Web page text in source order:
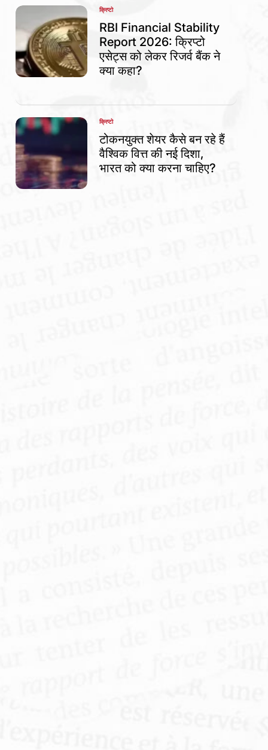
POSTED
IN
क्रिप्टो
RBI Financial Stability
Report 2026: क्रिप्टो
एसेट्स को लेकर रिजर्व बैंक ने
क्या कहा?
POSTED
IN
क्रिप्टो
टोकनयुक्त शेयर कैसे बन रहे हैं
वैश्विक वित्त की नई दिशा,
भारत को क्या करना चाहिए?